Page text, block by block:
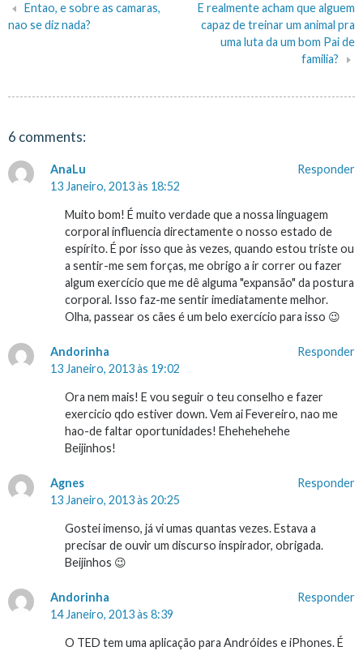
Navegação
E realmente acham que alguem
capaz de treinar um animal pra
uma luta da um bom Pai de
familia?
Entao, e sobre as camaras,
nao se diz nada?
6 comments:
AnaLu
13 Janeiro, 2013 às 18:52
Muito bom! É muito verdade que a nossa linguagem
corporal influencia directamente o nosso estado de
espírito. É por isso que às vezes, quando estou triste ou
a sentir-me sem forças, me obrigo a ir correr ou fazer
algum exercício que me dê alguma "expansão" da postura
corporal. Isso faz-me sentir imediatamente melhor.
Olha, passear os cães é um belo exercício para isso 😉
Responder
Andorinha
13 Janeiro, 2013 às 19:02
Ora nem mais! E vou seguir o teu conselho e fazer
exercicio qdo estiver down. Vem ai Fevereiro, nao me
hao-de faltar oportunidades! Ehehehehehe
Beijinhos!
Responder
Agnes
13 Janeiro, 2013 às 20:25
Gostei imenso, já vi umas quantas vezes. Estava a
precisar de ouvir um discurso inspirador, obrigada.
Beijinhos 😉
Responder
Andorinha
14 Janeiro, 2013 às 8:39
O TED tem uma aplicação para Andróides e iPhones. É
Responder